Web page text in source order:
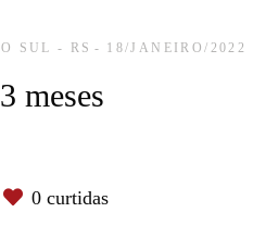
SUL - RS 18/JANEIRO/2022
meses
0 curtidas